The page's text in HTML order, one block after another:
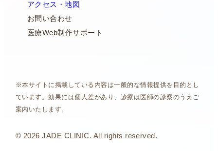
アクセス・地図
お問い合わせ
医療Web制作サポート
※本サイトに掲載している内容は一般的な情報提供を目的とし
ています。効果には個人差があり、診療は医師の診察のうえご
案内いたします。
© 2026 JADE CLINIC. All rights reserved.